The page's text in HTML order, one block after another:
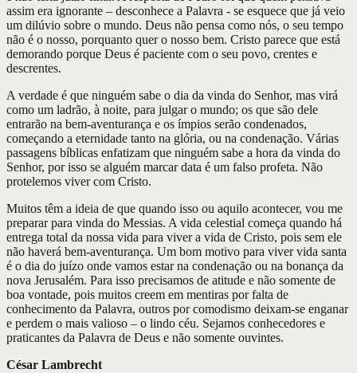
assim era ignorante – desconhece a Palavra - se esquece que já veio
um dilúvio sobre o mundo. Deus não pensa como nós, o seu tempo
não é o nosso, porquanto quer o nosso bem. Cristo parece que está
demorando porque Deus é paciente com o seu povo, crentes e
descrentes.
A verdade é que ninguém sabe o dia da vinda do Senhor, mas virá
como um ladrão, à noite, para julgar o mundo; os que são dele
entrarão na bem-aventurança e os ímpios serão condenados,
começando a eternidade tanto na glória, ou na condenação. Várias
passagens bíblicas enfatizam que ninguém sabe a hora da vinda do
Senhor, por isso se alguém marcar data é um falso profeta. Não
protelemos viver com Cristo.
Muitos têm a ideia de que quando isso ou aquilo acontecer, vou me
preparar para vinda do Messias. A vida celestial começa quando há
entrega total da nossa vida para viver a vida de Cristo, pois sem ele
não haverá bem-aventurança. Um bom motivo para viver vida santa
é o dia do juízo onde vamos estar na condenação ou na bonança da
nova Jerusalém. Para isso precisamos de atitude e não somente de
boa vontade, pois muitos creem em mentiras por falta de
conhecimento da Palavra, outros por comodismo deixam-se enganar
e perdem o mais valioso – o lindo céu. Sejamos conhecedores e
praticantes da Palavra de Deus e não somente ouvintes.
César Lambrecht